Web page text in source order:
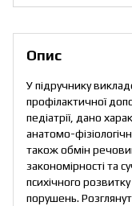
Опис
У підручнику
профілактичної
педіатрії, дано
анатомо-
також обмін
закономірності та
психічного
порушень.